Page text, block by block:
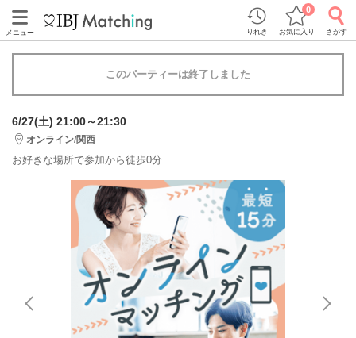
メニュー りれき お気に入り
0
さがす
このパーティーは終了しました
6/27(土) 21:00～21:30
オンライン/関西
お好きな場所で参加から徒歩0分